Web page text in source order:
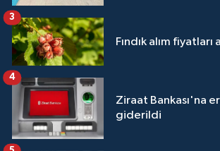
Fındık alım fiyatları
3
Ziraat Bankası'na
giderildi
4